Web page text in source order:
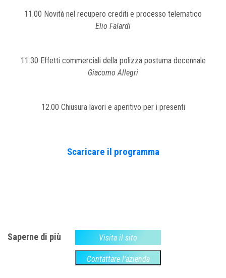
11.00 Novità nel recupero crediti e processo telematico
Elio Falardi
11.30 Effetti commerciali della polizza postuma decennale
Giacomo Allegri
12.00 Chiusura lavori e aperitivo per i presenti
Scaricare il programma
Saperne di più Visita il sito
Contattare l'azienda